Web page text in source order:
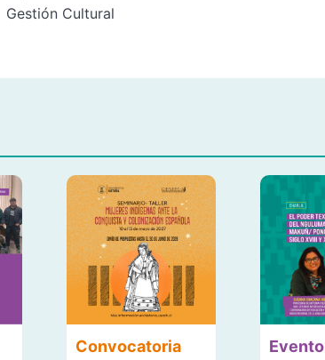
Gestión Cultural
Convocatoria Evento